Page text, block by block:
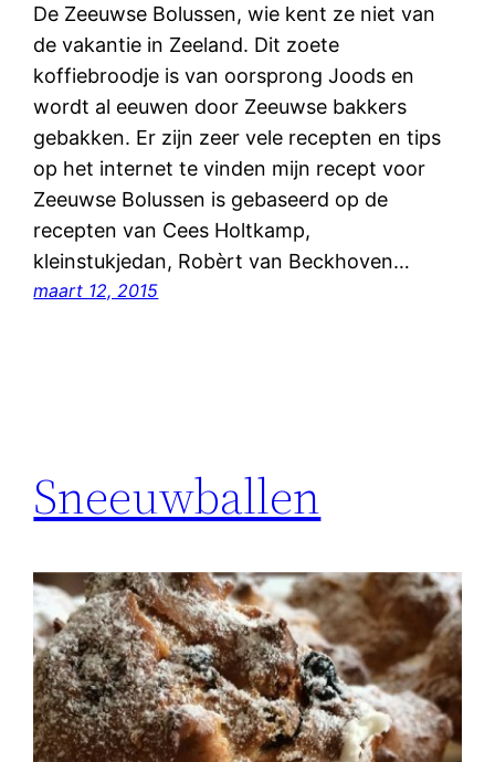
De Zeeuwse Bolussen, wie kent ze niet van
de vakantie in Zeeland. Dit zoete
koffiebroodje is van oorsprong Joods en
wordt al eeuwen door Zeeuwse bakkers
gebakken. Er zijn zeer vele recepten en tips
op het internet te vinden mijn recept voor
Zeeuwse Bolussen is gebaseerd op de
recepten van Cees Holtkamp,
kleinstukjedan, Robèrt van Beckhoven…
maart 12, 2015
Sneeuwballen